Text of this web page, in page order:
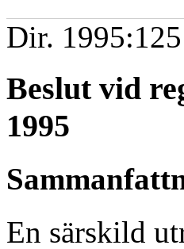
Dir. 1995:125
Beslut vid
1995
En särskild